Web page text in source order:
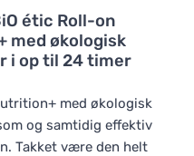
étic Roll-on
med økologisk
i op til 24 timer
med økologisk
og samtidig effektiv
Takket være den helt